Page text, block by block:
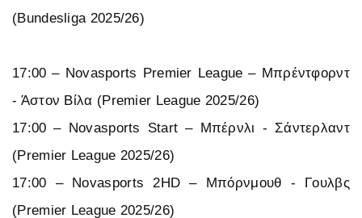
(Bundesliga 2025/26)
17:00 – Novasports Premier League – Μπρέντφορντ
- Άστον Βίλα (Premier League 2025/26)
17:00 – Novasports Start – Μπέρνλι - Σάντερλαντ
(Premier League 2025/26)
17:00 – Novasports 2HD – Μπόρνμουθ - Γουλβς
(Premier League 2025/26)